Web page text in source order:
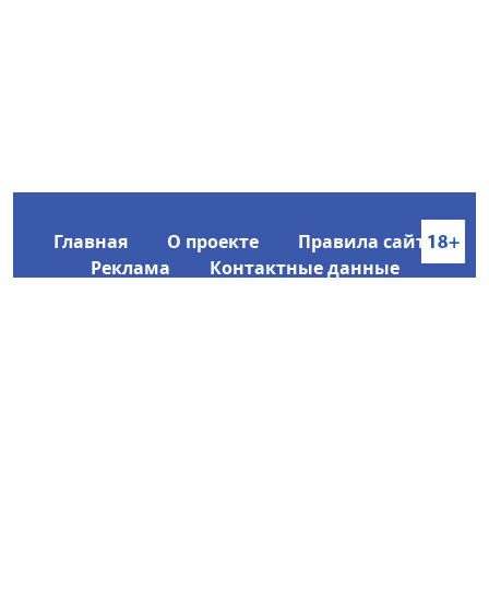
Главная О проекте
Правила сайта
Реклама
Контактные данные